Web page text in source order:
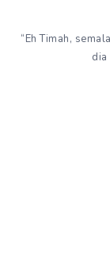
“Eh Timah,